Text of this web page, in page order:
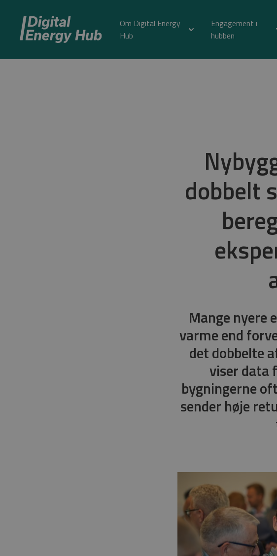
Om Digital Energy
Hub
Engagement i
hubben
dobbelt
Mange nyere
varme end
det dobbelte
viser data
bygningerne
sender høje